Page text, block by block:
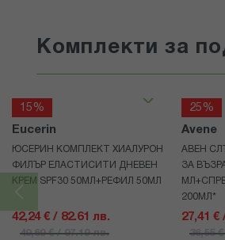
Комплекти за
15%
Eucerin
ЮСЕРИН КОМПЛЕКТ ХИАЛУРОН
ФИЛЪР ЕЛАСТИСИТИ ДНЕВЕН
КРЕМ SPF30 50МЛ+РЕФИЛ 50МЛ
42,24 € / 82.61 лв.
49,69 € / 97.19 лв.
25%
Avene
АВЕН
ЗА
200МЛ*
27,41 €
36,55